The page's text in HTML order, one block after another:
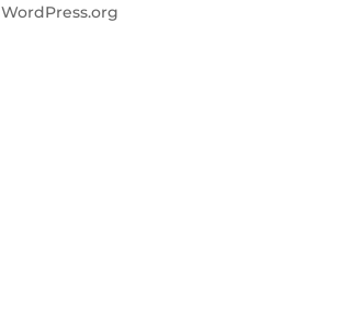
WordPress.org